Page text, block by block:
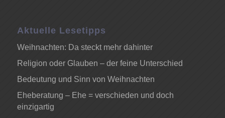
Aktuelle Lesetipps
Weihnachten: Da steckt mehr dahinter
Religion oder Glauben – der feine Unterschied
Bedeutung und Sinn von Weihnachten
Eheberatung – Ehe = verschieden und doch
einzigartig